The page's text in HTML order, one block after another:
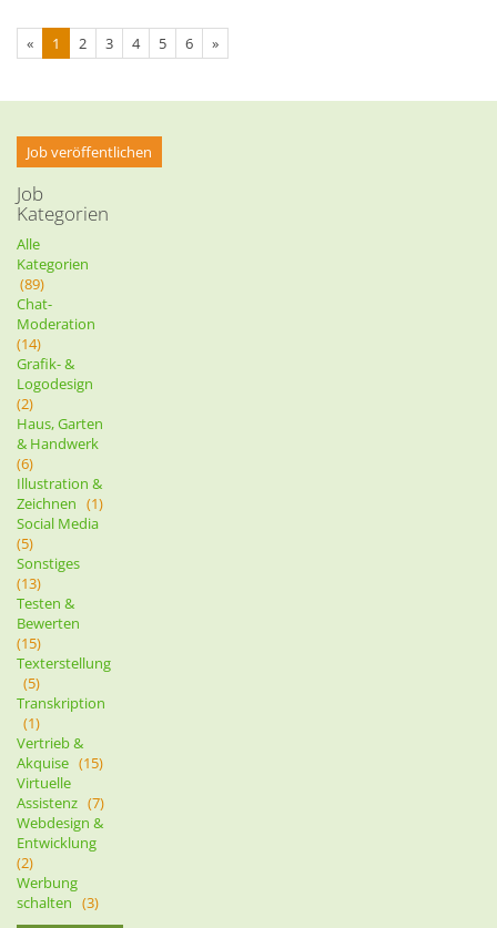
« 1 2 3 4 5 6 »
Job veröffentlichen
Job
Kategorien
Alle
Kategorien
(89)
Chat-
Moderation
(14)
Grafik- &
Logodesign
(2)
Haus, Garten
& Handwerk
(6)
Illustration &
Zeichnen (1)
Social Media
(5)
Sonstiges
(13)
Testen &
Bewerten
(15)
Texterstellung
(5)
Transkription
(1)
Vertrieb &
Akquise (15)
Virtuelle
Assistenz (7)
Webdesign &
Entwicklung
(2)
Werbung
schalten (3)